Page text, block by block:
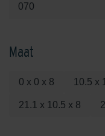
070
Maat
0 x 0 x 8 10.5 x
21.1 x 10.5 x 8